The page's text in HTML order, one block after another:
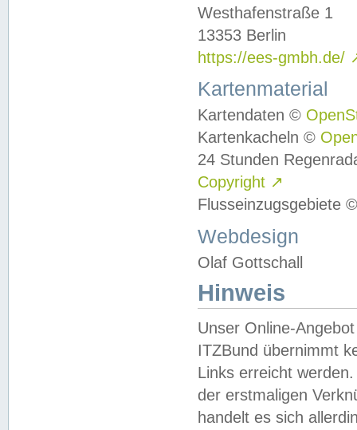
Westhafenstraße 1
13353 Berlin
https://ees-gmbh.de/
Kartenmaterial
Kartendaten ©
Kartenkacheln ©
24 Stunden
Copyright ↗
Flusseinzugsgebiete
Webdesign
Olaf Gottschall
Hinweis
Unser Online-
ITZBund übernimmt
Links erreicht
der erstmaligen
handelt es sich